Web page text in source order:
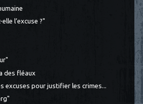
l’excuse ?"
des fléaux
excuses pour justifier les crimes...